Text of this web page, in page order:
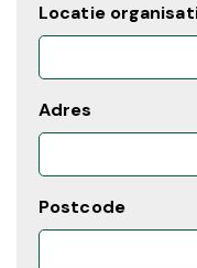
Locatie
Adres
Postcode